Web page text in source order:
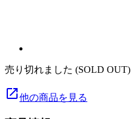
売り切れました (SOLD OUT)
launch他の商品を見る